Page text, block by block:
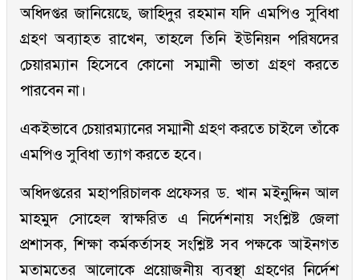
অধিদপ্তর জানিয়েছে, জাহিদুর রহমান যদি এমপিও সুবিধা
গ্রহণ অব্যাহত রাখেন, তাহলে তিনি ইউনিয়ন পরিষদের
চেয়ারম্যান হিসেবে কোনো সম্মানী ভাতা গ্রহণ করতে
পারবেন না।
একইভাবে চেয়ারম্যানের সম্মানী গ্রহণ করতে চাইলে তাঁকে
এমপিও সুবিধা ত্যাগ করতে হবে।
অধিদপ্তরের মহাপরিচালক প্রফেসর ড. খান মইনুদ্দিন আল
মাহমুদ সোহেল স্বাক্ষরিত এ নির্দেশনায় সংশ্লিষ্ট জেলা
প্রশাসক, শিক্ষা কর্মকর্তাসহ সংশ্লিষ্ট সব পক্ষকে আইনগত
মতামতের আলোকে প্রয়োজনীয় ব্যবস্থা গ্রহণের নির্দেশ